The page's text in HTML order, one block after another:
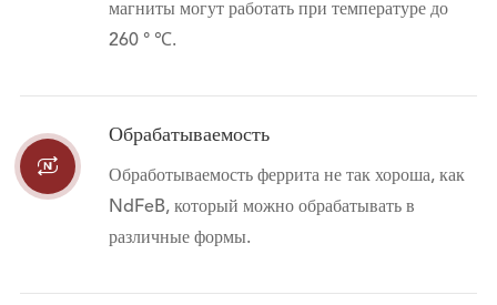
магниты могут работать при температуре до
260 ° ℃.

Обрабатываемость
Обработываемость феррита не так хороша, как
NdFeB, который можно обрабатывать в
различные формы.